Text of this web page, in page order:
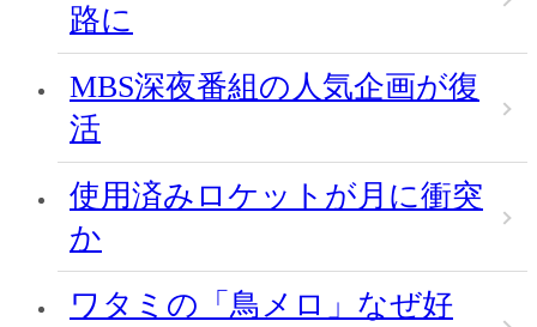
路に
MBS深夜番組の人気企画が復
活
使用済みロケットが月に衝突
か
ワタミの「鳥メロ」なぜ好